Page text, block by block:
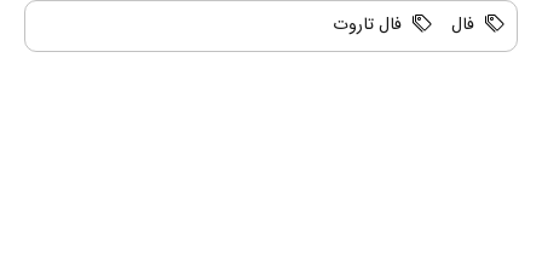
فال فال تاروت